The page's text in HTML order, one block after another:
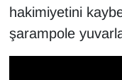
hakimiyetini
şarampoleKim Kimdir?